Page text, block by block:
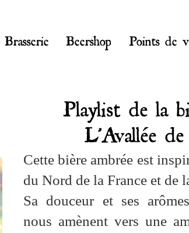
Brasserie Beershop Points de
Playlist de la
L'Avallée
Cette bière ambrée est
du Nord de la France et de
Sa douceur et ses
nous amènent vers une